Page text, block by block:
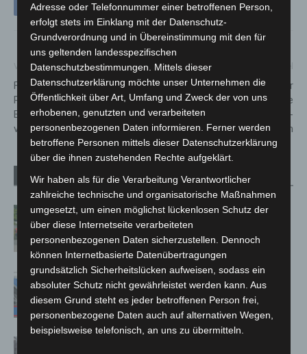
Vorheriger Artikel
Festnahme zweier
Paketdienstfahrer in
Braunschweig wegen
vermuteter Diebstähle
Nach Brand: Unterricht der
Grundschule Beuthener Straße
zieht an die Käthe-Paulus-
Schule um
Verwandte Artikel Mehr vom Autor
Region Hannover: 21 neue
Notfallsanitäter starten beim Roten
Kreuz
Mann läuft mit Hockeyschläger über
A7 – Polizei sucht Zeugen
Adresse oder Telefonnummer einer betroffenen Person,
erfolgt stets im Einklang mit der Datenschutz-
Grundverordnung und in Übereinstimmung mit den für
uns geltenden landesspezifischen
Datenschutzbestimmungen. Mittels dieser
Datenschutzerklärung möchte unser Unternehmen die
Öffentlichkeit über Art, Umfang und Zweck der von uns
erhobenen, genutzten und verarbeiteten
personenbezogenen Daten informieren. Ferner werden
betroffene Personen mittels dieser Datenschutzerklärung
über die ihnen zustehenden Rechte aufgeklärt.
Wir haben als für die Verarbeitung Verantwortlicher
zahlreiche technische und organisatorische Maßnahmen
umgesetzt, um einen möglichst lückenlosen Schutz der
über diese Internetseite verarbeiteten
personenbezogenen Daten sicherzustellen. Dennoch
können Internetbasierte Datenübertragungen
grundsätzlich Sicherheitslücken aufweisen, sodass ein
absoluter Schutz nicht gewährleistet werden kann. Aus
diesem Grund steht es jeder betroffenen Person frei,
personenbezogene Daten auch auf alternativen Wegen,
beispielsweise telefonisch, an uns zu übermitteln.